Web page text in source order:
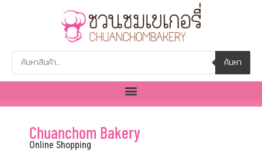
ค้นหา
Chuanchom Bakery
Online Shopping